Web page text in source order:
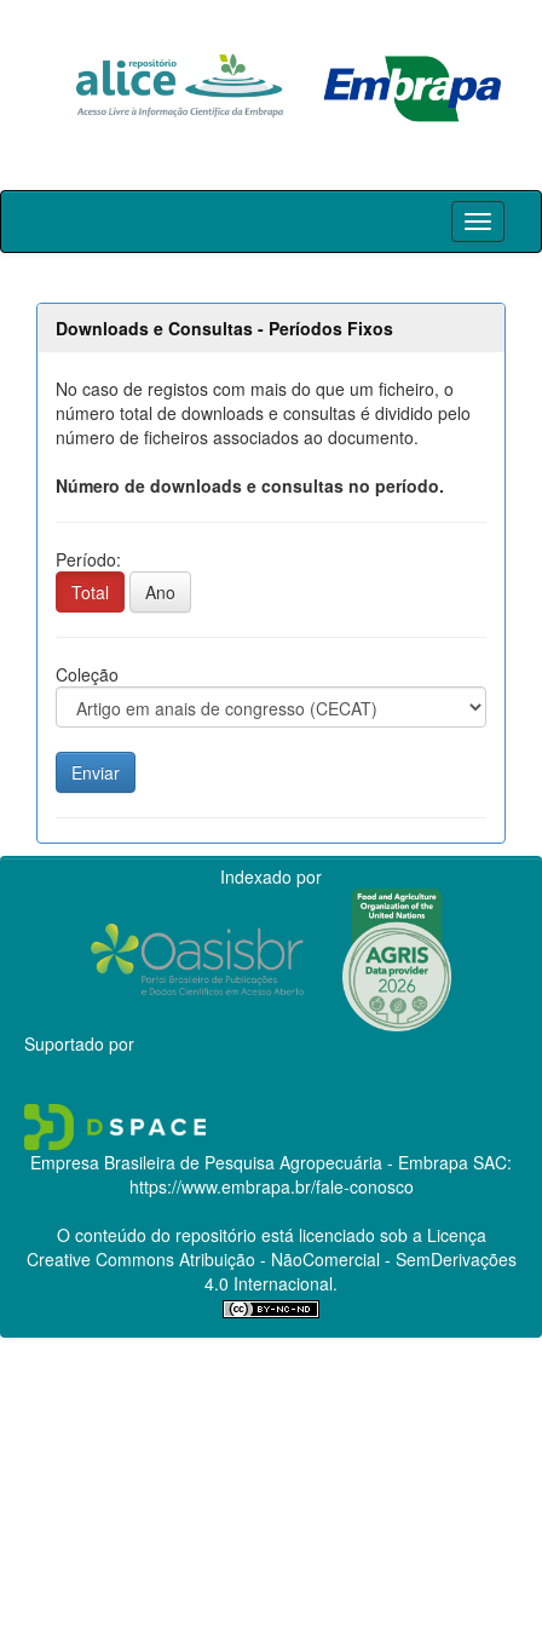
Skip
Downloads e Consultas - Períodos Fixos
No caso de registos com mais do que um ficheiro, o
número total de downloads e consultas é dividido pelo
número de ficheiros associados ao documento.
Número de downloads e consultas no período.
Período:
Total
Ano
Coleção
Indexado por
Suportado por
Empresa Brasileira de Pesquisa Agropecuária - Embrapa SAC:
https://www.embrapa.br/fale-conosco
O conteúdo do repositório está licenciado sob a Licença
Creative CommonsAtribuição - NãoComercial - SemDerivações
4.0 Internacional.